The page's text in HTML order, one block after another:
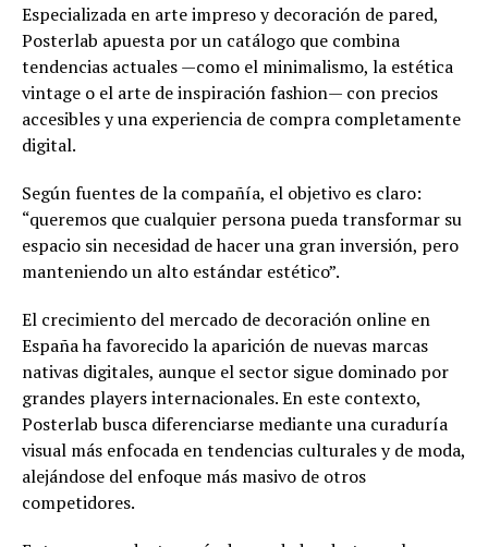
Especializada en arte impreso y decoración de pared,
Posterlab apuesta por un catálogo que combina
tendencias actuales —como el minimalismo, la estética
vintage o el arte de inspiración fashion— con precios
accesibles y una experiencia de compra completamente
digital.
Según fuentes de la compañía, el objetivo es claro:
“queremos que cualquier persona pueda transformar su
espacio sin necesidad de hacer una gran inversión, pero
manteniendo un alto estándar estético”.
El crecimiento del mercado de decoración online en
España ha favorecido la aparición de nuevas marcas
nativas digitales, aunque el sector sigue dominado por
grandes players internacionales. En este contexto,
Posterlab busca diferenciarse mediante una curaduría
visual más enfocada en tendencias culturales y de moda,
alejándose del enfoque más masivo de otros
competidores.